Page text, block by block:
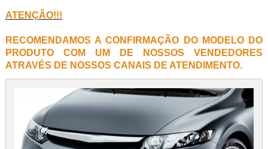
ATENÇÃO!!!
RECOMENDAMOS A CONFIRMAÇÃO DO MODELO DO
PRODUTO COM UM DE NOSSOS VENDEDORES
ATRAVÉS DE NOSSOS CANAIS DE ATENDIMENTO.